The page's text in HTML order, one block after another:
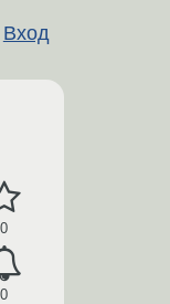
Вход
0
0